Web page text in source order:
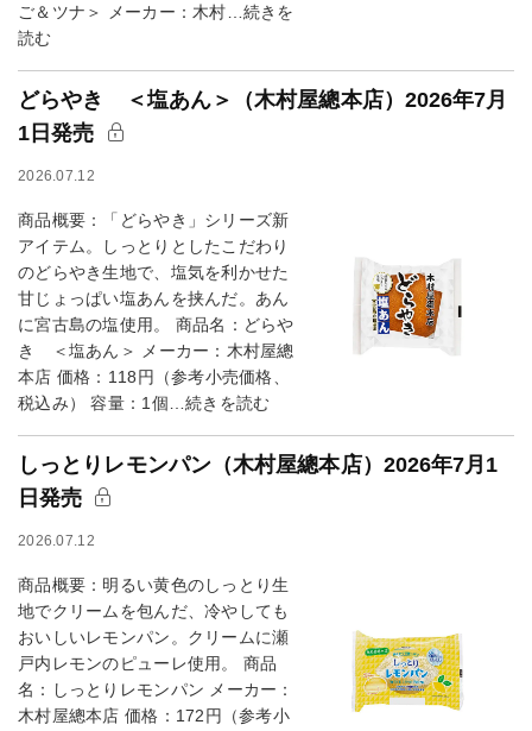
ご＆ツナ＞ メーカー：木村…続きを
読む
どらやき ＜塩あん＞（木村屋總本店）2026年7月
1日発売
2026.07.12
商品概要：「どらやき」シリーズ新
アイテム。しっとりとしたこだわり
のどらやき生地で、塩気を利かせた
甘じょっぱい塩あんを挟んだ。あん
に宮古島の塩使用。 商品名：どらや
き ＜塩あん＞ メーカー：木村屋總
本店 価格：118円（参考小売価格、
税込み） 容量：1個…続きを読む
しっとりレモンパン（木村屋總本店）2026年7月1
日発売
2026.07.12
商品概要：明るい黄色のしっとり生
地でクリームを包んだ、冷やしても
おいしいレモンパン。クリームに瀬
戸内レモンのピューレ使用。 商品
名：しっとりレモンパン メーカー：
木村屋總本店 価格：172円（参考小